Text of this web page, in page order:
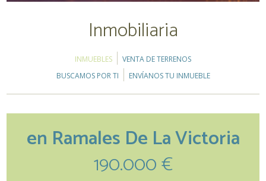
Inmobiliaria
INMUEBLES
VENTA DE TERRENOS
BUSCAMOS POR TI
ENVÍANOS TU INMUEBLE
en Ramales De La Victoria
190.000 €